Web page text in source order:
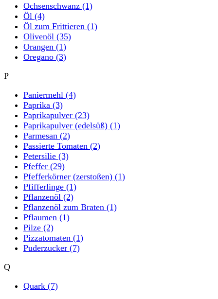
Ochsenschwanz (1)
Öl (4)
Öl zum Frittieren (1)
Olivenöl (35)
Orangen (1)
Oregano (3)
P
Paniermehl (4)
Paprika (3)
Paprikapulver (23)
Paprikapulver (edelsüß) (1)
Parmesan (2)
Passierte Tomaten (2)
Petersilie (3)
Pfeffer (29)
Pfefferkörner (zerstoßen) (1)
Pfifferlinge (1)
Pflanzenöl (2)
Pflanzenöl zum Braten (1)
Pflaumen (1)
Pilze (2)
Pizzatomaten (1)
Puderzucker (7)
Q
Quark (7)